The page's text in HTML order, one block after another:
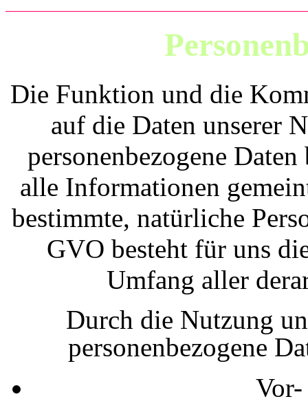
Die Funktion und die
auf die Daten unserer
personenbezogene
alle Informationen
bestimmte, natürliche
GVO besteht für uns
Umfang aller
Durch die Nutzung
personenbezogene